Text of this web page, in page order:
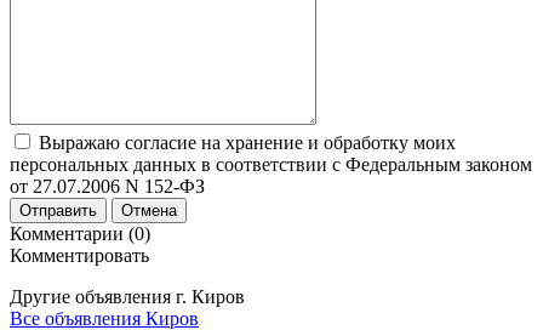
Выражаю согласие на хранение и обработку моих
персональных данных в соответствии с Федеральным законом
от 27.07.2006 N 152-ФЗ
Отправить Отмена
Комментарии (0)
Комментировать
Другие объявления г. Киров
Все объявления Киров